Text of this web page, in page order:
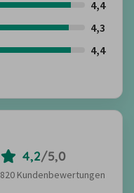
4,4
4,3
4,4
4,2/5,0
820 Kundenbewertungen